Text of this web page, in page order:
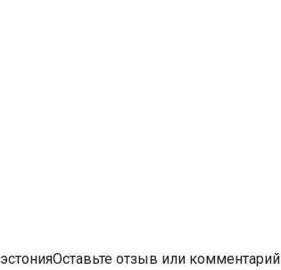
эстонияОставьте отзыв или комментарий